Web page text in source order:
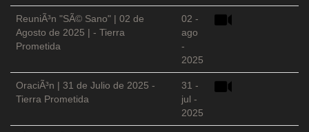
ReuniÃ³n "SÃ© Sano" | 02 de
Agosto de 2025 | - Tierra
Prometida
02 -
ago
-
2025
OraciÃ³n | 31 de Julio de 2025 -
Tierra Prometida
31 -
jul -
2025